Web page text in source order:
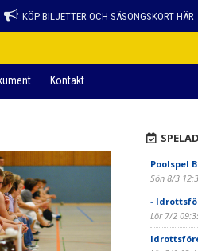
KÖP BILJETTER OCH SÄSONGSKORT HÄR
Kontakt
Poolspel
Sön 8/3
-
Lör 7/2